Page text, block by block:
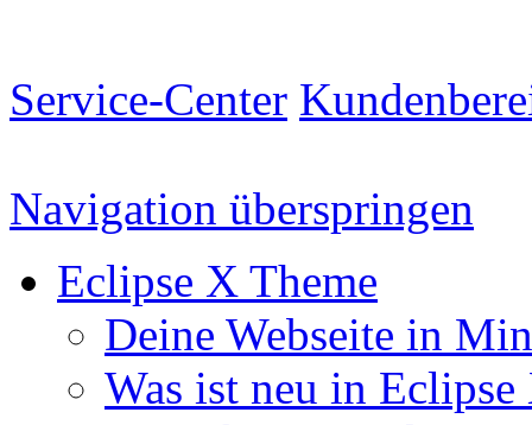
Service-Center
Navigation überspringen
Eclipse X Theme
Deine Webseite in
Was ist neu in Eclipse